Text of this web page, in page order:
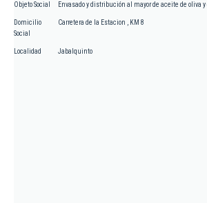
Objeto Social Envasado y distribución al mayor de aceite de oliva y
Domicilio
Social
Carretera de la Estacion , KM 8
Localidad Jabalquinto